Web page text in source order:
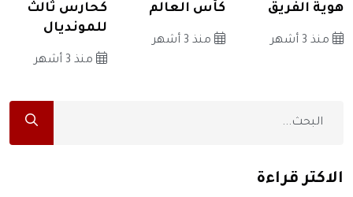
هوية الفريق
منذ 3 أشهر
كأس العالم
منذ 3 أشهر
كحارس ثالث
للمونديال
منذ 3 أشهر
الاكثر قراءة